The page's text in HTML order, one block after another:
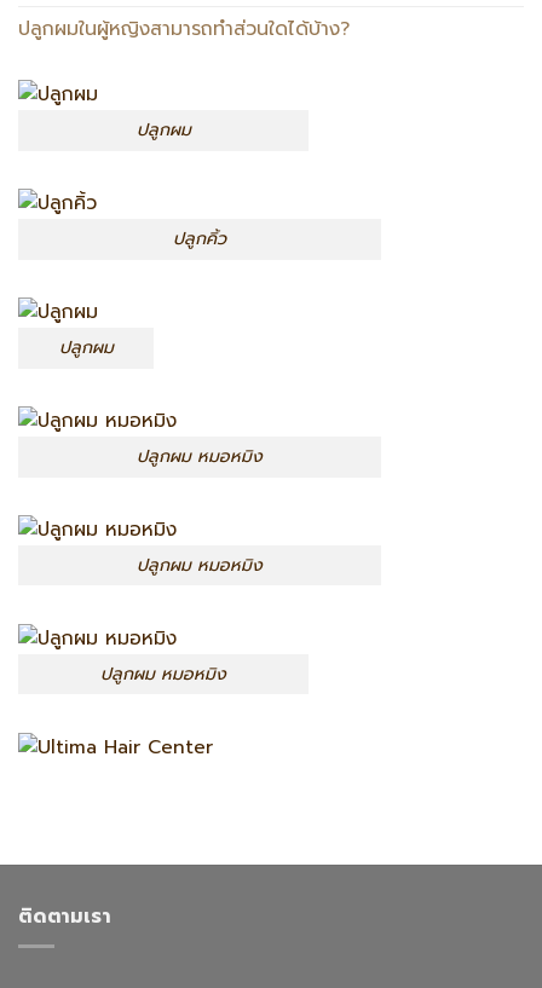
ปลูกผมในผู้หญิงสามารถทำส่วนใดได้บ้าง?
ปลูกผม
ปลูกคิ้ว
ปลูกผม
ปลูกผม หมอหมิง
ปลูกผม หมอหมิง
ปลูกผม หมอหมิง
ติดตามเรา